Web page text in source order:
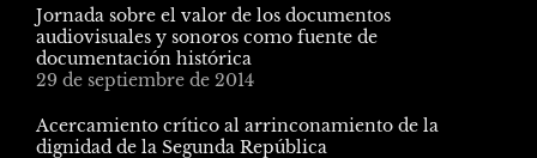
Jornada sobre el valor de los documentos
audiovisuales y sonoros como fuente de
documentación histórica
29 de septiembre de 2014
Acercamiento crítico al arrinconamiento de la
dignidad de la Segunda República